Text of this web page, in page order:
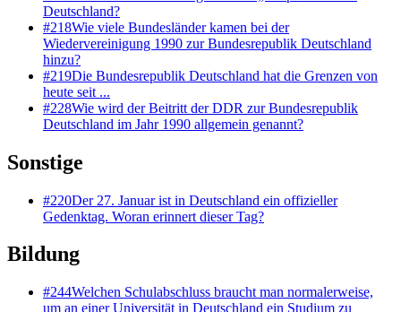
Deutschland?
#218Wie viele Bundesländer kamen bei der
Wiedervereinigung 1990 zur Bundesrepublik Deutschland
hinzu?
#219Die Bundesrepublik Deutschland hat die Grenzen von
heute seit ...
#228Wie wird der Beitritt der DDR zur Bundesrepublik
Deutschland im Jahr 1990 allgemein genannt?
Sonstige
#220Der 27. Januar ist in Deutschland ein offizieller
Gedenktag. Woran erinnert dieser Tag?
Bildung
#244Welchen Schulabschluss braucht man normalerweise,
um an einer Universität in Deutschland ein Studium zu